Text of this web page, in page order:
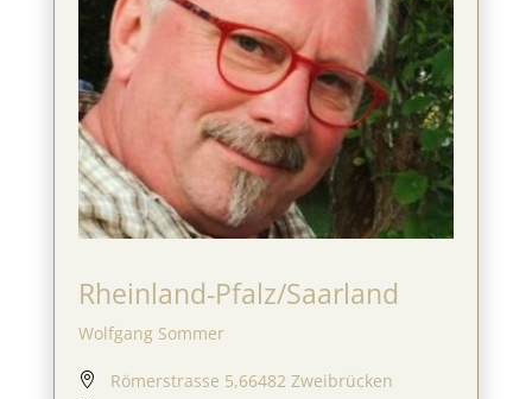
Rheinland-Pfalz/Saarland
Wolfgang Sommer
 Römerstrasse 5,66482 Zweibrücken